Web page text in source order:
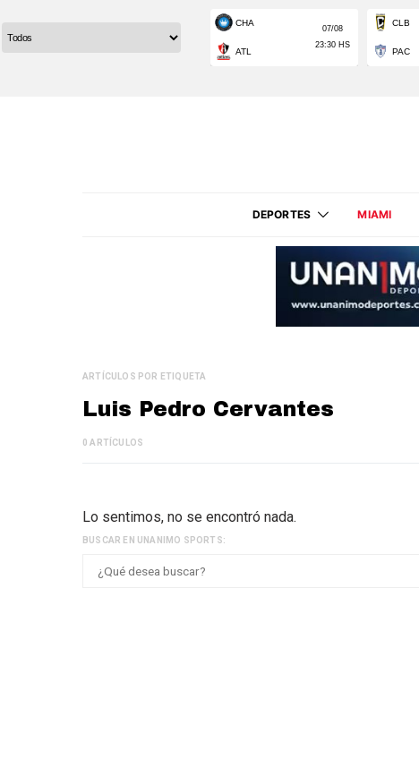
DEPORTES MIAMI
ARTÍCULOS POR ETIQUETA
Luis Pedro Cervantes
0 ARTÍCULOS
Lo sentimos, no se encontró nada.
BUSCAR EN UNANIMO SPORTS: